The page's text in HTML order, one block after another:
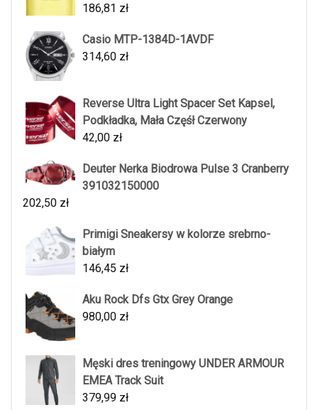
186,81 zł
Casio MTP-1384D-1AVDF
314,60 zł
Reverse Ultra Light Spacer Set Kapsel,
Podkładka, Mała Częśł Czerwony
42,00 zł
Deuter Nerka Biodrowa Pulse 3 Cranberry
391032150000
202,50 zł
Primigi Sneakersy w kolorze srebrno-
białym
146,45 zł
Aku Rock Dfs Gtx Grey Orange
980,00 zł
Męski dres treningowy UNDER ARMOUR
EMEA Track Suit
379,99 zł